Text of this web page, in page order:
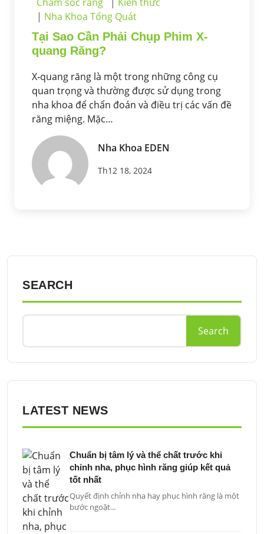
Nha Khoa Tổng Quát
Tại Sao Cần Phải Chụp Phim X-
quang Răng?
X-quang răng là một trong những công cụ
quan trọng và thường được sử dụng trong
nha khoa để chẩn đoán và điều trị các vấn đề
răng miệng. Mặc…
Nha Khoa EDEN
Th12 18, 2024
SEARCH
Search
LATEST NEWS
Chuẩn bị tâm lý và thể chất trước khi
chỉnh nha, phục hình răng giúp kết quả
tốt nhất
Quyết định chỉnh nha hay phục hình răng là một
bước ngoặt...